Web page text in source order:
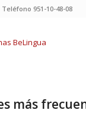
Teléfono 951-10-48-08
más